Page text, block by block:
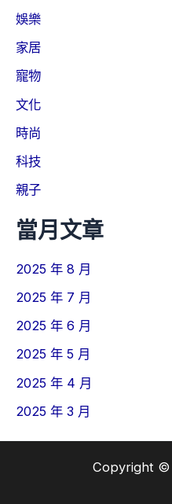
娛樂
家居
寵物
文化
時尚
科技
親子
當月文章
2025 年 8 月
2025 年 7 月
2025 年 6 月
2025 年 5 月
2025 年 4 月
2025 年 3 月
Copyright ©